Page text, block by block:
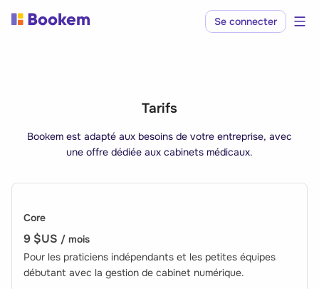
Se connecter
Tarifs
Bookem est adapté aux besoins de votre entreprise, avec
une offre dédiée aux cabinets médicaux.
Core
9 $US / mois
Pour les praticiens indépendants et les petites équipes
débutant avec la gestion de cabinet numérique.